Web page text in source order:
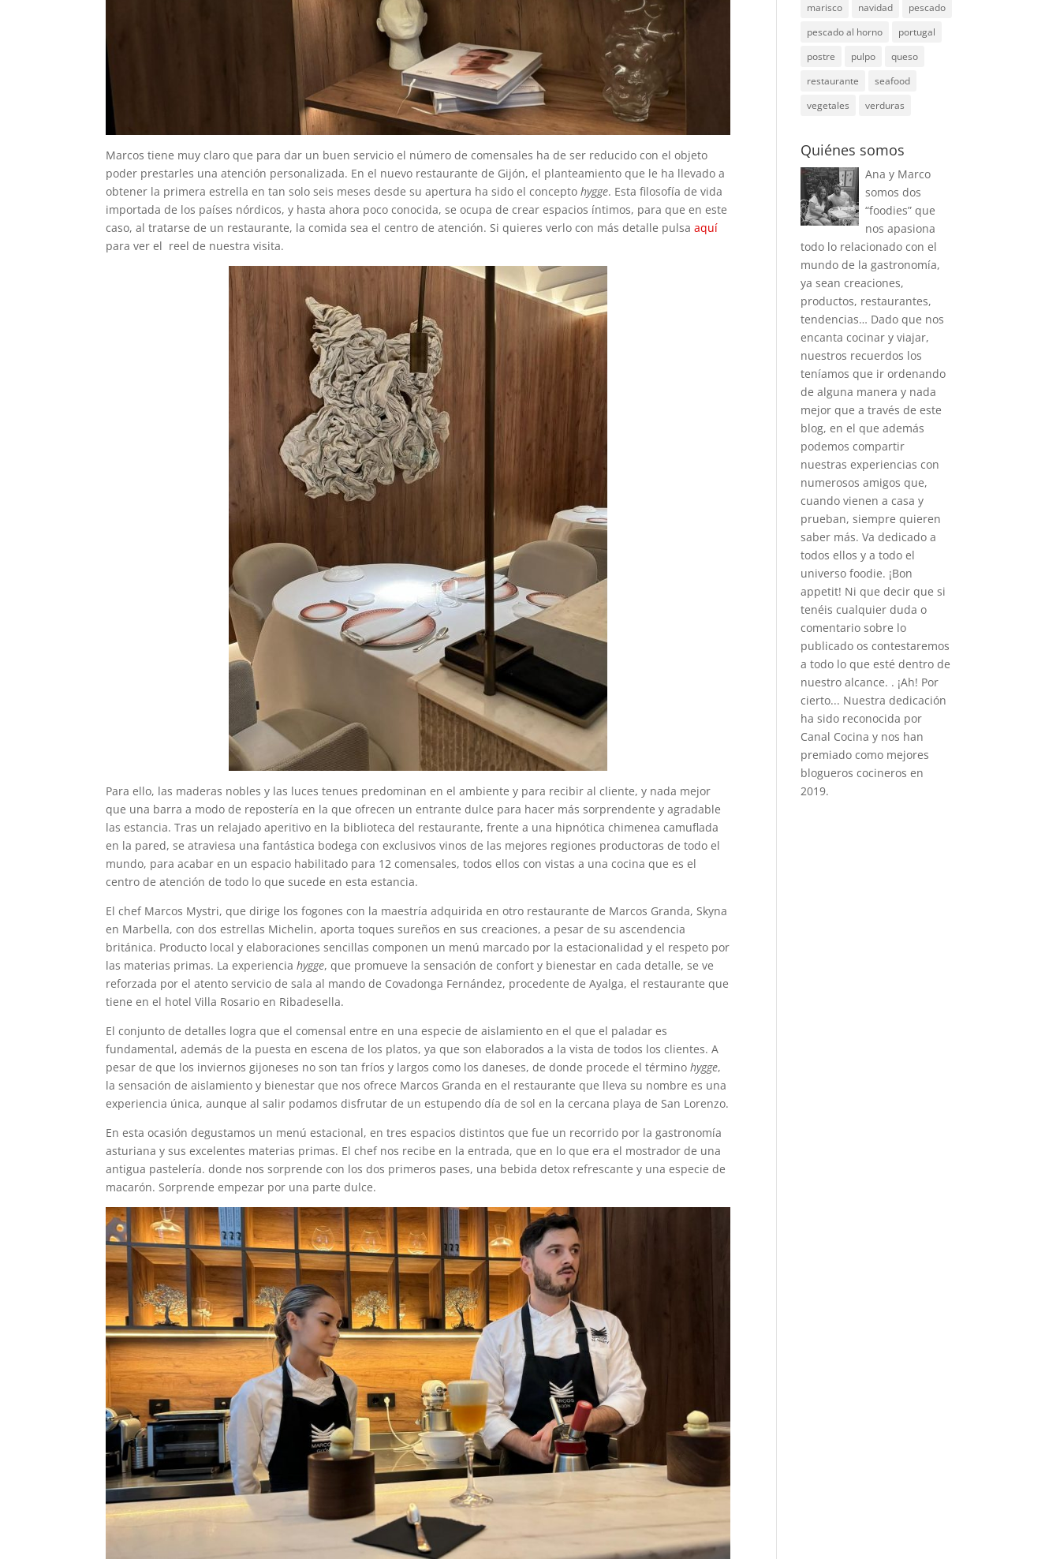
Marcos tiene muy claro que para dar un buen servicio el número de comensales ha de ser reducido con el objeto
poder prestarles una atención personalizada. En el nuevo restaurante de Gijón, el planteamiento que le ha llevado a
obtener la primera estrella en tan solo seis meses desde su apertura ha sido el conceptohygge. Esta filosofía de vida
importada de los países nórdicos, y hasta ahora poco conocida, se ocupa de crear espacios íntimos, para que en este
caso, al tratarse de un restaurante, la comida sea el centro de atención. Si quieres verlo con más detalle pulsaaquí
para ver el reel de nuestra visita.
Para ello, las maderas nobles y las luces tenues predominan en el ambiente y para recibir al cliente, y nada mejor
que una barra a modo de repostería en la que ofrecen un entrante dulce para hacer más sorprendente y agradable
las estancia. Tras un relajado aperitivo en la biblioteca del restaurante, frente a una hipnótica chimenea camuflada
en la pared, se atraviesa una fantástica bodega con exclusivos vinos de las mejores regiones productoras de todo el
mundo, para acabar en un espacio habilitado para 12 comensales, todos ellos con vistas a una cocina que es el
centro de atención de todo lo que sucede en esta estancia.
El chef Marcos Mystri, que dirige los fogones con la maestría adquirida en otro restaurante de Marcos Granda, Skyna
en Marbella, con dos estrellas Michelin, aporta toques sureños en sus creaciones, a pesar de su ascendencia
británica. Producto local y elaboraciones sencillas componen un menú marcado por la estacionalidad y el respeto por
las materias primas. La experienciahygge, que promueve la sensación de confort y bienestar en cada detalle, se ve
reforzada por el atento servicio de sala al mando de Covadonga Fernández, procedente de Ayalga, el restaurante que
tiene en el hotel Villa Rosario en Ribadesella.
El conjunto de detalles logra que el comensal entre en una especie de aislamiento en el que el paladar es
fundamental, además de la puesta en escena de los platos, ya que son elaborados a la vista de todos los clientes. A
pesar de que los inviernos gijoneses no son tan fríos y largos como los daneses, de donde procede el términohygge,
la sensación de aislamiento y bienestar que nos ofrece Marcos Granda en el restaurante que lleva su nombre es una
experiencia única, aunque al salir podamos disfrutar de un estupendo día de sol en la cercana playa de San Lorenzo.
En esta ocasión degustamos un menú estacional, en tres espacios distintos que fue un recorrido por la gastronomía
asturiana y sus excelentes materias primas. El chef nos recibe en la entrada, que en lo que era el mostrador de una
antigua pastelería. donde nos sorprende con los dos primeros pases, una bebida detox refrescante y una especie de
macarón. Sorprende empezar por una parte dulce.
marisco
navidad
pescado
pescado al horno
portugal
postre
pulpo
queso
restaurante
seafood
vegetales
verduras
Quiénes somos
Ana y Marco
somos dos
“foodies” que
nos apasiona
todo lo relacionado con el
mundo de la gastronomía,
ya sean creaciones,
productos, restaurantes,
tendencias… Dado que nos
encanta cocinar y viajar,
nuestros recuerdos los
teníamos que ir ordenando
de alguna manera y nada
mejor que a través de este
blog, en el que además
podemos compartir
nuestras experiencias con
numerosos amigos que,
cuando vienen a casa y
prueban, siempre quieren
saber más. Va dedicado a
todos ellos y a todo el
universo foodie. ¡Bon
appetit! Ni que decir que si
tenéis cualquier duda o
comentario sobre lo
publicado os contestaremos
a todo lo que esté dentro de
nuestro alcance. . ¡Ah! Por
cierto... Nuestra dedicación
ha sido reconocida por
Canal Cocina y nos han
premiado como mejores
blogueros cocineros en
2019.